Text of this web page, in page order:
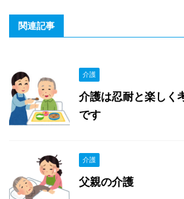
関連記事
介護
介護は忍耐と楽しく
です
介護
父親の介護